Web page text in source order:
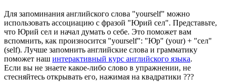
Для запоминания английского слова "yourself" можно
использовать ассоциацию с фразой "Юрий сел". Представьте,
что Юрий сел и начал думать о себе. Это поможет вам
вспомнить, как произносится "yourself": "Юр" (your) + "сел"
(self). Лучше запомнить английские слова и грамматику
поможет наш интерактивный курс английского языка.
Если вы не знаете какое-либо слово в упражнении, не
стесняйтесь открывать его, нажимая на квадратики ???